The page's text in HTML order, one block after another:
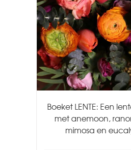
Boeket LENTE: Een
met anemoon,
mimosa en